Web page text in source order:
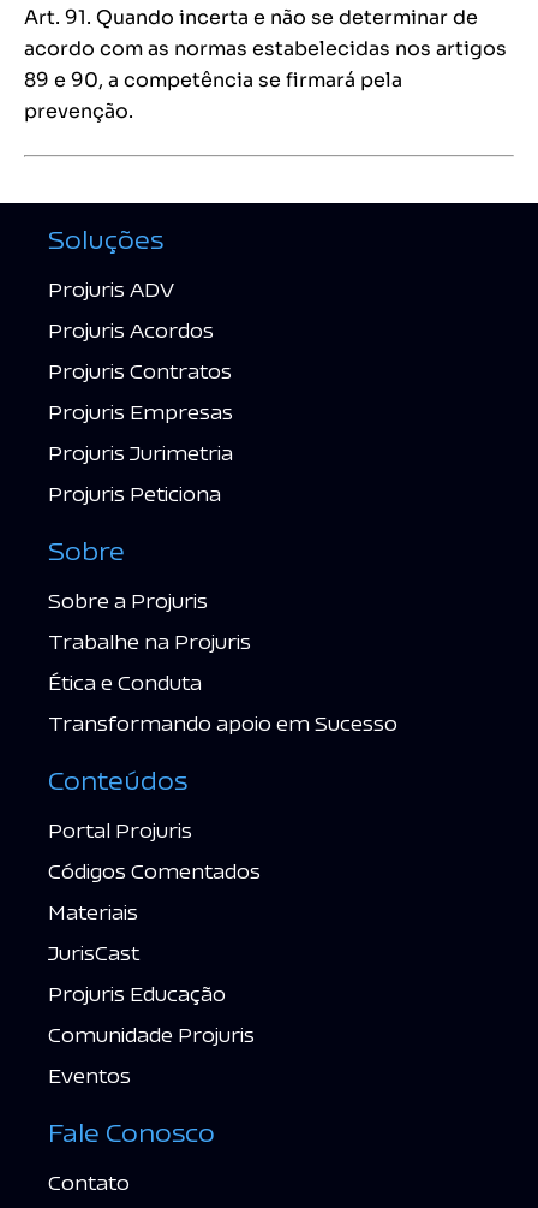
Art. 91. Quando incerta e não se determinar de
acordo com as normas estabelecidas nos artigos
89 e 90, a competência se firmará pela
prevenção.
Soluções
Projuris ADV
Projuris Acordos
Projuris Contratos
Projuris Empresas
Projuris Jurimetria
Projuris Peticiona
Sobre
Sobre a Projuris
Trabalhe na Projuris
Ética e Conduta
Transformando apoio em Sucesso
Conteúdos
Portal Projuris
Códigos Comentados
Materiais
JurisCast
Projuris Educação
Comunidade Projuris
Eventos
Fale Conosco
Contato